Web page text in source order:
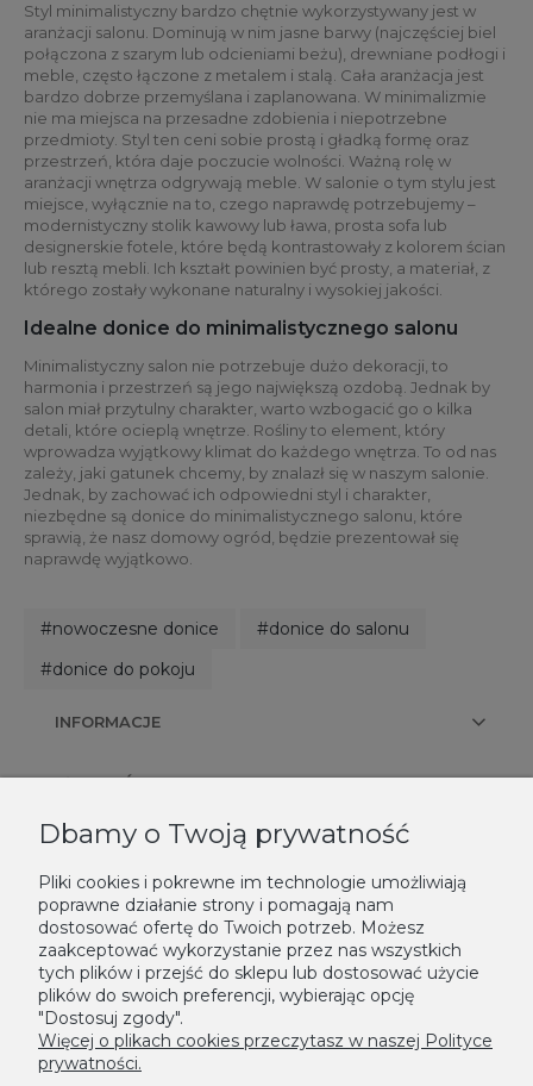
Styl minimalistyczny bardzo chętnie wykorzystywany jest w
aranżacji salonu. Dominują w nim jasne barwy (najczęściej biel
połączona z szarym lub odcieniami beżu), drewniane podłogi i
meble, często łączone z metalem i stalą. Cała aranżacja jest
bardzo dobrze przemyślana i zaplanowana. W minimalizmie
nie ma miejsca na przesadne zdobienia i niepotrzebne
przedmioty. Styl ten ceni sobie prostą i gładką formę oraz
przestrzeń, która daje poczucie wolności. Ważną rolę w
aranżacji wnętrza odgrywają meble. W salonie o tym stylu jest
miejsce, wyłącznie na to, czego naprawdę potrzebujemy –
modernistyczny stolik kawowy lub ława, prosta sofa lub
designerskie fotele, które będą kontrastowały z kolorem ścian
lub resztą mebli. Ich kształt powinien być prosty, a materiał, z
którego zostały wykonane naturalny i wysokiej jakości.
Idealne donice do minimalistycznego salonu
Minimalistyczny salon nie potrzebuje dużo dekoracji, to
harmonia i przestrzeń są jego największą ozdobą. Jednak by
salon miał przytulny charakter, warto wzbogacić go o kilka
detali, które ocieplą wnętrze. Rośliny to element, który
wprowadza wyjątkowy klimat do każdego wnętrza. To od nas
zależy, jaki gatunek chcemy, by znalazł się w naszym salonie.
Jednak, by zachować ich odpowiedni styl i charakter,
niezbędne są donice do minimalistycznego salonu, które
sprawią, że nasz domowy ogród, będzie prezentował się
naprawdę wyjątkowo.
#nowoczesne donice
#donice do salonu
#donice do pokoju
INFORMACJE
PŁATNOŚCI I DOSTAWA
KONTAKT
NEWSLETTER
Podaj swój adres e-mail, jeżeli chcesz otrzymywać informacje o
nowościach i promocjach.
Zapisz się
Dbamy o Twoją prywatność
Pliki cookies i pokrewne im technologie umożliwiają
poprawne działanie strony i pomagają nam
dostosować ofertę do Twoich potrzeb. Możesz
zaakceptować wykorzystanie przez nas wszystkich
tych plików i przejść do sklepu lub dostosować użycie
plików do swoich preferencji, wybierając opcję
"Dostosuj zgody".
Więcej o plikach cookies przeczytasz w naszej Polityce
prywatności.